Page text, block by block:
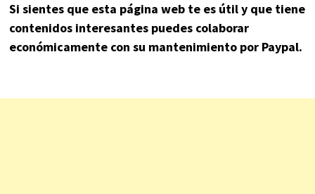
Si sientes que esta página web te es útil y que tiene
contenidos interesantes puedes colaborar
económicamente con su mantenimiento por Paypal.